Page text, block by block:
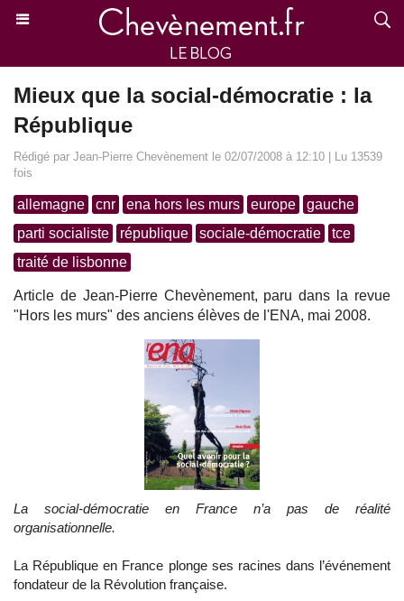
Mieux que la social-démocratie : la
République
Rédigé par Jean-Pierre Chevènement le 02/07/2008 à 12:10 | Lu 13539
fois
allemagne cnr ena hors les murs europe
gauche
parti socialiste
république sociale-démocratie
tce
traité de lisbonne
Article de Jean-Pierre Chevènement, paru dans la revue
"Hors les murs" des anciens élèves de l'ENA, mai 2008.
La social-démocratie en France n’a pas de réalité
organisationnelle.
La République en France plonge ses racines dans l’événement
fondateur de la Révolution française.